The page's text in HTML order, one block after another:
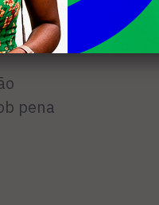
à
pena